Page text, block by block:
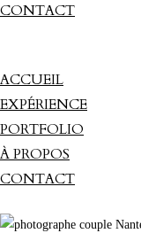
CONTACT
ACCUEIL
EXPÉRIENCE
PORTFOLIO
À PROPOS
CONTACT